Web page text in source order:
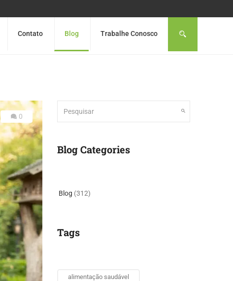
Contato Blog Trabalhe Conosco
0
Blog Categories
Blog (312)
Tags
alimentação saudável